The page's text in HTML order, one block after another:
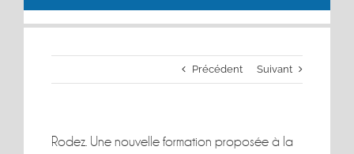
Précédent Suivant
Rodez. Une nouvelle formation proposée à la